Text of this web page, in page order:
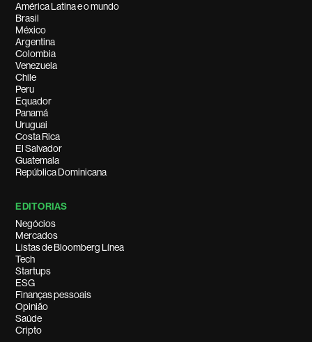
América Latina e o mundo
Brasil
México
Argentina
Colombia
Venezuela
Chile
Peru
Equador
Panamá
Uruguai
Costa Rica
El Salvador
Guatemala
República Dominicana
EDITORIAS
Negócios
Mercados
Listas de Bloomberg Línea
Tech
Startups
ESG
Finanças pessoais
Opinião
Saúde
Cripto